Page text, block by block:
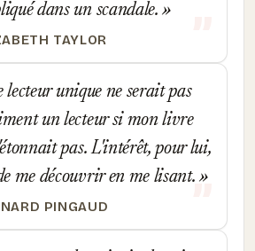
dans un scandale.
TAYLOR
unique ne serait pas
un lecteur si mon livre
pas. L'intérêt, pour lui,
me découvrir en me lisant.
PINGAUD